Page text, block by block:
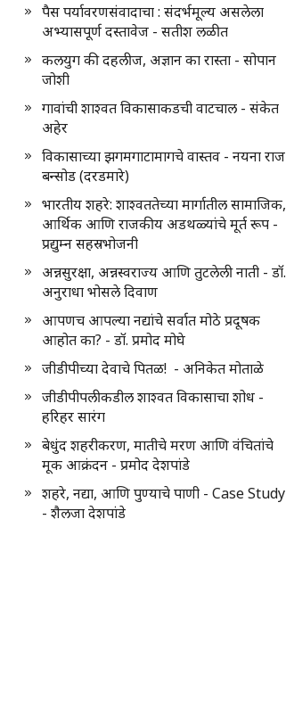
पैस पर्यावरणसंवादाचा : संदर्भमूल्य असलेला
अभ्यासपूर्ण दस्तावेज - सतीश लळीत
कलयुग की दहलीज, अज्ञान का रास्ता - सोपान
जोशी
गावांची शाश्वत विकासाकडची वाटचाल - संकेत
अहेर
विकासाच्या झगमगाटामागचे वास्तव - नयना राज
बन्सोड (दरडमारे)
भारतीय शहरे: शाश्वततेच्या मार्गातील सामाजिक,
आर्थिक आणि राजकीय अडथळ्यांचे मूर्त रूप -
प्रद्युम्न सहस्रभोजनी
अन्नसुरक्षा, अन्नस्वराज्य आणि तुटलेली नाती - डॉ.
अनुराधा भोसले दिवाण
आपणच आपल्या नद्यांचे सर्वात मोठे प्रदूषक
आहोत का? - डॉ. प्रमोद मोघे
जीडीपीच्या देवाचे पितळ! - अनिकेत मोताळे
जीडीपीपलीकडील शाश्वत विकासाचा शोध -
हरिहर सारंग
बेधुंद शहरीकरण, मातीचे मरण आणि वंचितांचे
मूक आक्रंदन - प्रमोद देशपांडे
शहरे, नद्या, आणि पुण्याचे पाणी - Case Study
- शैलजा देशपांडे